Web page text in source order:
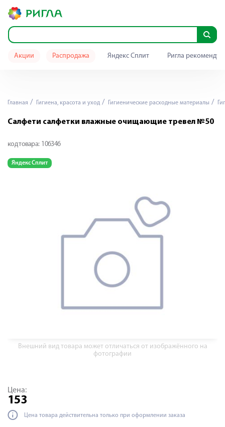
Акции Распродажа Яндекс Сплит Ригла
Главная Гигиена, красота и уход Гигиенические расходные материалы
Салфети салфетки влажные очищающие тревел №50
код товара: 106346
Яндекс Сплит
Внешний вид товара может отличаться от изображённого на
фотографии
Цена:
153
Цена товара действительна только при оформлении заказа